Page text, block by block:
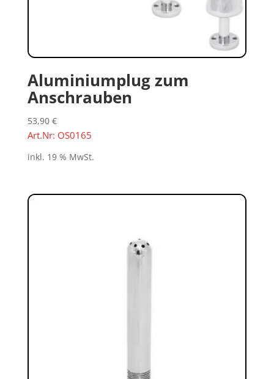
Aluminiumplug zum
Anschrauben
53,90 €
Art.Nr: OS0165
inkl. 19 % MwSt.